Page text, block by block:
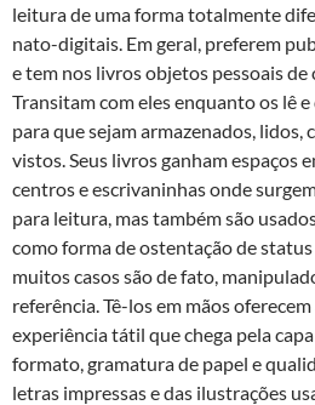
leitura de uma forma totalmente
nato-digitais. Em geral, preferem
e tem nos livros objetos pessoais de
Transitam com eles enquanto os lê
para que sejam armazenados, lidos,
vistos. Seus livros ganham espaços
centros e escrivaninhas onde
para leitura, mas também são
como forma de ostentação de
muitos casos são de fato,
referência. Tê-los em mãos
experiência tátil que chega pela
formato, gramatura de papel e
letras impressas e das ilustrações